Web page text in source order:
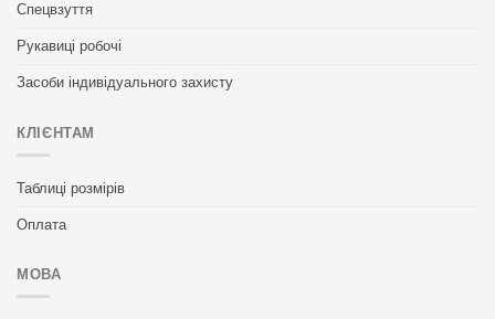
Спецвзуття
Рукавиці робочі
Засоби індивідуального захисту
КЛІЄНТАМ
Таблиці розмірів
Оплата
МОВА